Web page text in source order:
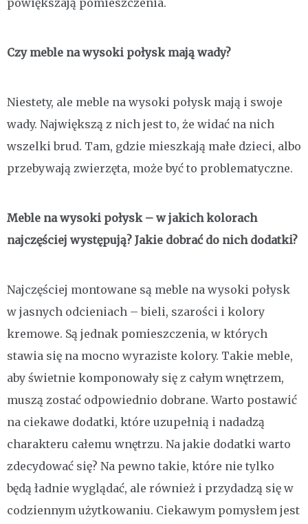
Czy meble na wysoki połysk mają wady?
Niestety, ale meble na wysoki połysk mają i swoje
wady. Największą z nich jest to, że widać na nich
wszelki brud. Tam, gdzie mieszkają małe dzieci, albo
przebywają zwierzęta, może być to problematyczne.
Meble na wysoki połysk – w jakich kolorach
najczęściej występują? Jakie dobrać do nich dodatki?
Najczęściej montowane są meble na wysoki połysk
w jasnych odcieniach – bieli, szarości i kolory
kremowe. Są jednak pomieszczenia, w których
stawia się na mocno wyraziste kolory. Takie meble,
aby świetnie komponowały się z całym wnętrzem,
muszą zostać odpowiednio dobrane. Warto postawić
na ciekawe dodatki, które uzupełnią i nadadzą
charakteru całemu wnętrzu. Na jakie dodatki warto
zdecydować się? Na pewno takie, które nie tylko
będą ładnie wyglądać, ale również i przydadzą się w
codziennym użytkowaniu. Ciekawym pomysłem jest